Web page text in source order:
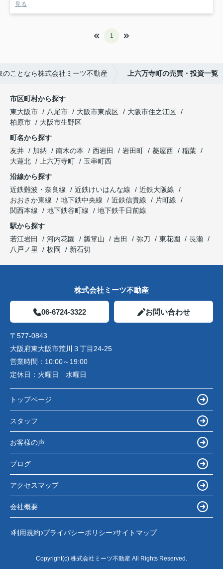
見る
1
のことなら株式会社ミーツ不動産 上六万寺町の売買・投資一覧
市区町村から探す
東大阪市
八尾市 大阪市東成区
大阪市住之江区
柏原市
大阪市生野区
町名から探す
友井
加納 南木の本 西岩田 岩田町 菱屋西
稲葉
大蓮北
上六万寺町
玉串町西
沿線から探す
近鉄難波・奈良線
近鉄けいはんな線
近鉄大阪線
おおさか東線
地下鉄中央線 近鉄信貴線
片町線
関西本線
地下鉄谷町線
地下鉄千日前線
駅から探す
若江岩田
河内花園 瓢箪山 吉田 弥刀 東花園
長瀬
八戸ノ里
枚岡 新石切
株式会社ミーツ不動産
06-6724-3322 お問い合わせ
〒577-0843
大阪府東大阪市荒川３丁目24-25
営業時間： 10:00～19:00
定休日： 火曜日 水曜日
トップページ
スタッフ
お客様の声
ブログ
アクセスマップ
会社概要
利用規約 プライバシーポリシー サイトマップ
Copyright(c) 株式会社ミーツ不動産 All Rights Reserved.